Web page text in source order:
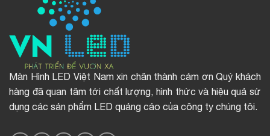
Màn Hình LED Việt Nam xin chân thành cảm ơn Quý khách
hàng đã quan tâm tới chất lượng, hình thức và hiệu quả sử
dụng các sản phẩm LED quảng cáo của công ty chúng tôi.